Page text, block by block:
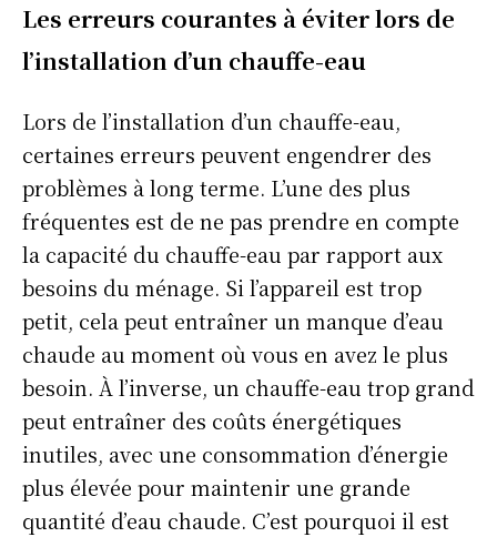
Les erreurs courantes à éviter lors de
l’installation d’un chauffe-eau
Lors de l’installation d’un chauffe-eau,
certaines erreurs peuvent engendrer des
problèmes à long terme. L’une des plus
fréquentes est de ne pas prendre en compte
la capacité du chauffe-eau par rapport aux
besoins du ménage. Si l’appareil est trop
petit, cela peut entraîner un manque d’eau
chaude au moment où vous en avez le plus
besoin. À l’inverse, un chauffe-eau trop grand
peut entraîner des coûts énergétiques
inutiles, avec une consommation d’énergie
plus élevée pour maintenir une grande
quantité d’eau chaude. C’est pourquoi il est